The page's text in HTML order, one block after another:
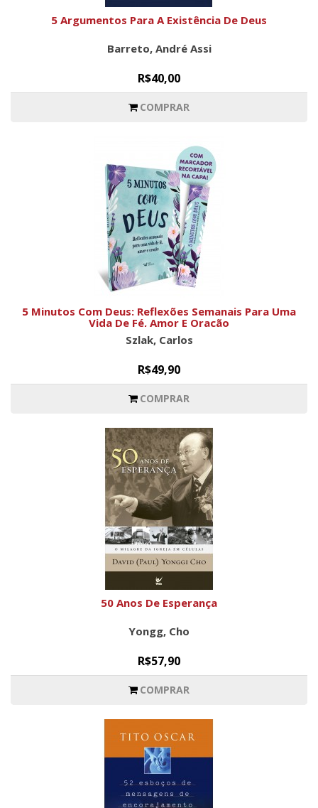
5 Argumentos Para A Existência De Deus
Barreto, André Assi
R$40,00
COMPRAR
5 Minutos Com Deus: Reflexões Semanais Para Uma
Vida De Fé, Amor E Oração
Szlak, Carlos
R$49,90
COMPRAR
50 Anos De Esperança
Yongg, Cho
R$57,90
COMPRAR